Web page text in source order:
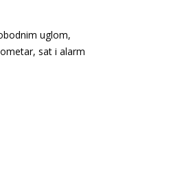
uglom,
sat i alarm